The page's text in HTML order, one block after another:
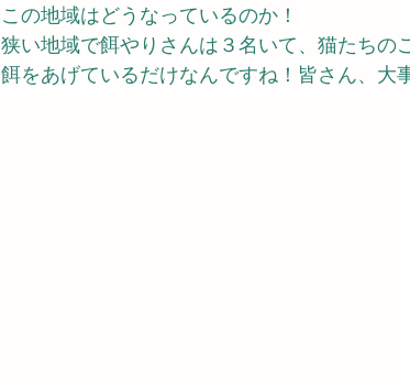
この地域はどうなっているのか！
狭い地域で餌やりさんは３名いて、猫たちの
餌をあげているだけなんですね！皆さん、大